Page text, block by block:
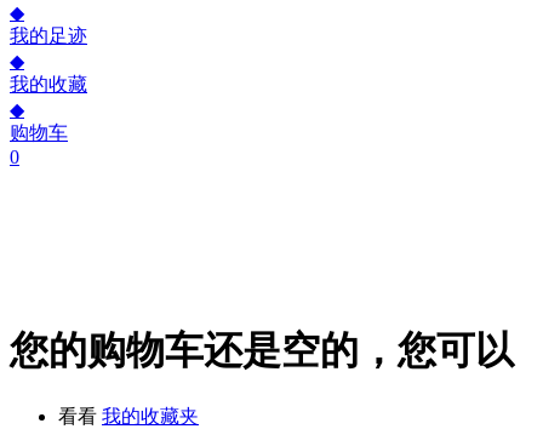
◆
我的足迹
◆
我的收藏
◆
购物车
0
您的购物车还是空的，您可以
看看 我的收藏夹